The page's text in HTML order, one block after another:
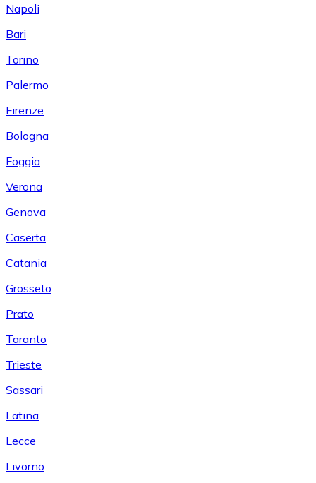
Napoli
Bari
Torino
Palermo
Firenze
Bologna
Foggia
Verona
Genova
Caserta
Catania
Grosseto
Prato
Taranto
Trieste
Sassari
Latina
Lecce
Livorno